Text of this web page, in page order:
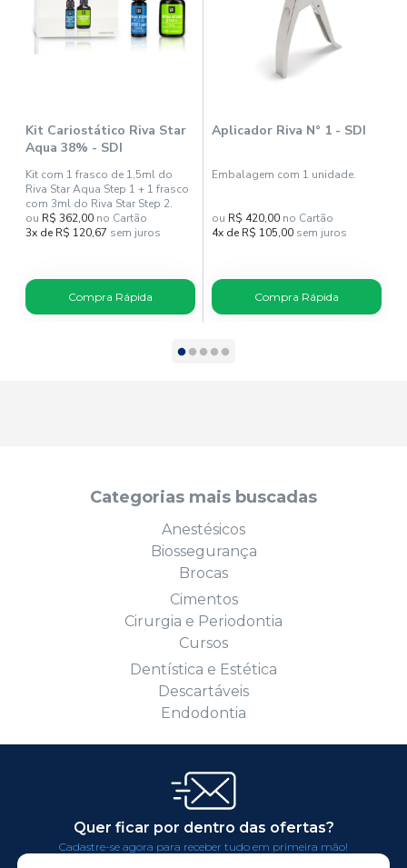
Kit Cariostático Riva Star
Aqua 38% - SDI
Kit com 1 frasco de 1,5ml do
Riva Star Aqua Step 1 + 1 frasco
com 3ml do Riva Star Step 2.
ou R$ 362,00 no Cartão
3x de R$ 120,67 sem juros
Compra Rápida
Aplicador Riva N° 1 - SDI
Embalagem com 1 unidade.
ou R$ 420,00 no Cartão
4x de R$ 105,00 sem juros
Compra Rápida
Categorias mais buscadas
Anestésicos
Biossegurança
Brocas
Cimentos
Cirurgia e Periodontia
Cursos
Dentística e Estética
Descartáveis
Endodontia
Quer ficar por dentro das ofertas?
Cadastre-se agora para receber tudo em primeira mão!